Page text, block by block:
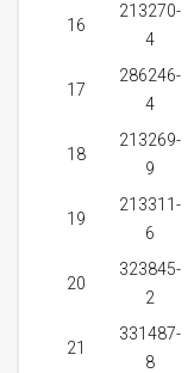
16
213270-
4
17
286246-
4
18
213269-
9
19
213311-
6
20
323845-
2
21
331487-
8